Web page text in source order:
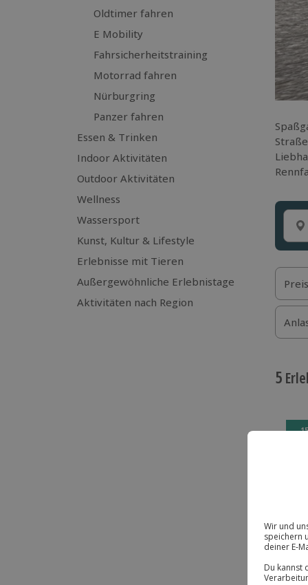
Oldtimer fahren
E Mobility
Fahrsicherheitstraining
Motorrad fahren
Nürburgring
Panzer fahren
Essen & Trinken
Indoor Aktivitäten
Outdoor Aktivitäten
Wellness
Wassersport
Kunst, Kultur & Lifestyle
Erlebnisse mit Tieren
Außergewöhnliche Erlebnistage
Aktivitäten nach Region
Preis
5
-